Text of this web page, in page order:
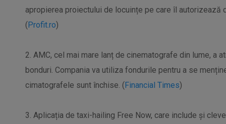
apropierea proiectului de locuințe pe care îl autorizează
(Profit.ro)
2. AMC, cel mai mare lanț de cinematografe din lume, a
bonduri. Compania va utiliza fondurile pentru a se
cimatografele sunt închise. (Financial Times)
3. Aplicația de taxi-hailing Free Now, care include și